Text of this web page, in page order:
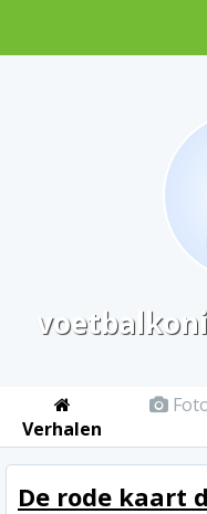
Verhalen
De rode kaart